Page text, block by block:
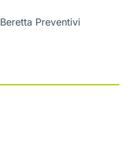
Preventivi